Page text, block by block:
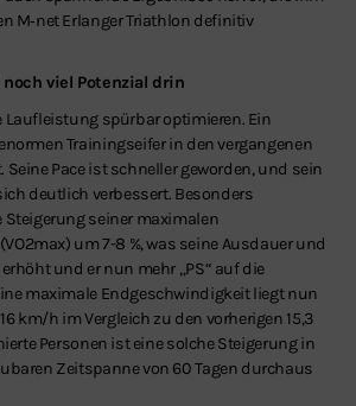
M‑net Erlanger Triathlon definitiv
viel Potenzial drin
Laufleistung spürbar optimieren. Ein
Trainingseifer in den vergangenen
Seine Pace ist schneller geworden, und sein
deutlich verbessert. Besonders
seiner maximalen
um 7-8 %, was seine Ausdauer und
und er nun mehr „PS“ auf die
maximale Endgeschwindigkeit liegt nun
km/h im Vergleich zu den vorherigen 15,3
Personen ist eine solche Steigerung in
Zeitspanne von 60 Tagen durchaus